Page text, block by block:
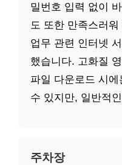
밀번호 입력 없이
도 또한 만족스러
업무 관련 인터넷
했습니다. 고화질
파일 다운로드 시
수 있지만, 일반적
주차장